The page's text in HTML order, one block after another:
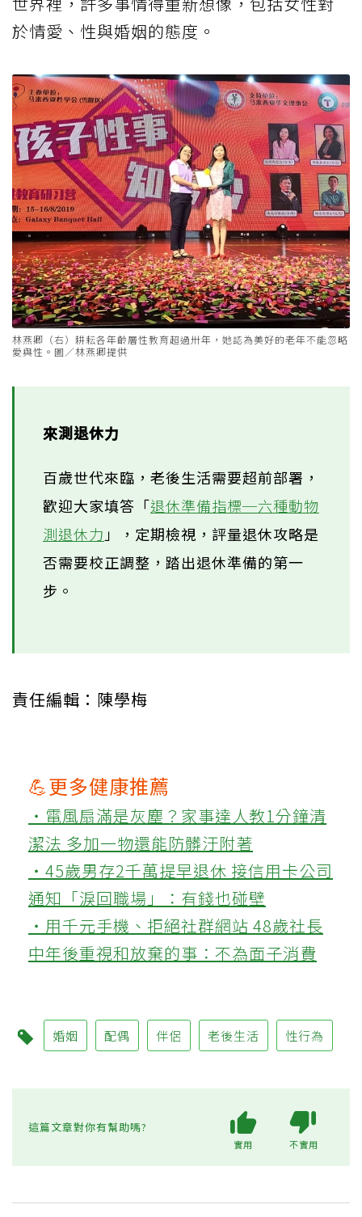
於情愛、性與婚姻的態度。
林燕卿（右）耕耘各年齡層性教育超過卅年，她認為美好的老年不能忽略
愛與性。圖／林燕卿提供
來測退休力
百歲世代來臨，老後生活需要超前部署，
歡迎大家填答「退休準備指標─六種動物
測退休力 」，定期檢視，評量退休攻略是
否需要校正調整，踏出退休準備的第一
步。
責任編輯：陳學梅
💪更多健康推薦
‧電風扇滿是灰塵？家事達人教1分鐘清
潔法 多加一物還能防髒汙附著
‧45歲男存2千萬提早退休 接信用卡公司
通知「淚回職場」：有錢也碰壁
‧用千元手機、拒絕社群網站 48歲社長
中年後重視和放棄的事：不為面子消費
婚姻 配偶 伴侶 老後生活 性行為
這篇文章對你有幫助嗎?
實用 不實用